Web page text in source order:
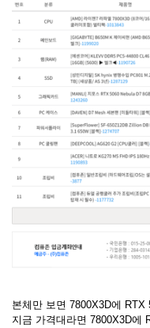
본체만 보면 7800X3D에
지금 가격대라면 7800X3D에